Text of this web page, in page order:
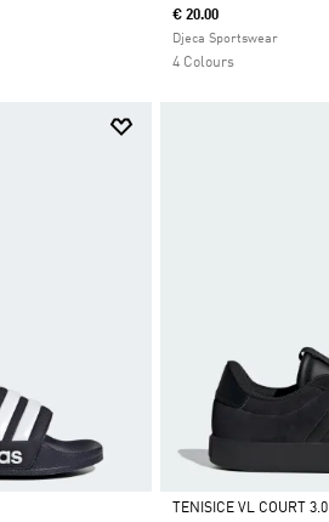
Da
€ 20.00
Djeca Sportswear
4 Colours
TENISICE VL COURT 3.0